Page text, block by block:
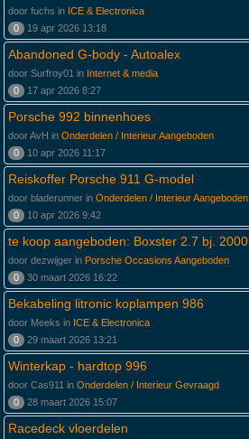
door fuchs in ICE & Electronica
0
19 apr 2026 13:18
Abandoned G-body - Autoalex
door Surfroy01 in Internet & media
0
17 apr 2026 8:27
Porsche 992 binnenhoes
door AvH in Onderdelen / Interieur Aangeboden
0
10 apr 2026 11:17
Reiskoffer Porsche 911 G-model
door bladerunner in Onderdelen / Interieur Aangeboden
0
10 apr 2026 9:42
te koop aangeboden: Boxster 2.7 bj. 2000
door dezwijger in Porsche Occasions Aangeboden
0
30 maart 2026 16:22
Bekabeling litronic koplampen 986
door Meeks in ICE & Electronica
0
29 maart 2026 13:21
Winterkap - hardtop 996
door Cas911 in Onderdelen / Interieur Gevraagd
0
28 maart 2026 15:07
Racedeck vloerdelen